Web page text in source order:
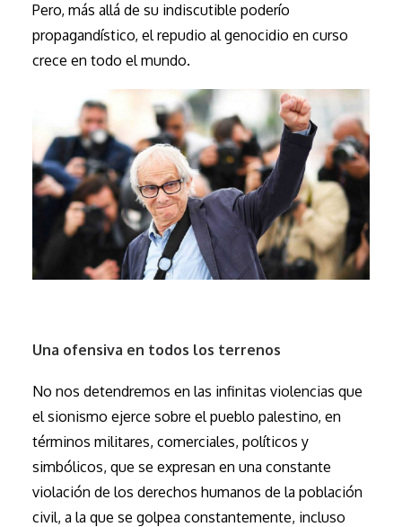
Pero, más allá de su indiscutible poderío
propagandístico, el repudio al genocidio en curso
crece en todo el mundo.
Una ofensiva en todos los terrenos
No nos detendremos en las infinitas violencias que
el sionismo ejerce sobre el pueblo palestino, en
términos militares, comerciales, políticos y
simbólicos, que se expresan en una constante
violación de los derechos humanos de la población
civil, a la que se golpea constantemente, incluso